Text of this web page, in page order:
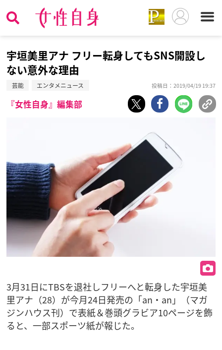
宇垣美里アナ フリー転身してもSNS開設し
ない意外な理由
芸能 エンタメニュース 投稿日：2019/04/19 19:37
『女性自身』編集部
3月31日にTBSを退社しフリーへと転身した宇垣美
里アナ（28）が今月24日発売の「an・an」（マガ
ジンハウス刊）で表紙＆巻頭グラビア10ページを飾
ると、一部スポーツ紙が報じた。